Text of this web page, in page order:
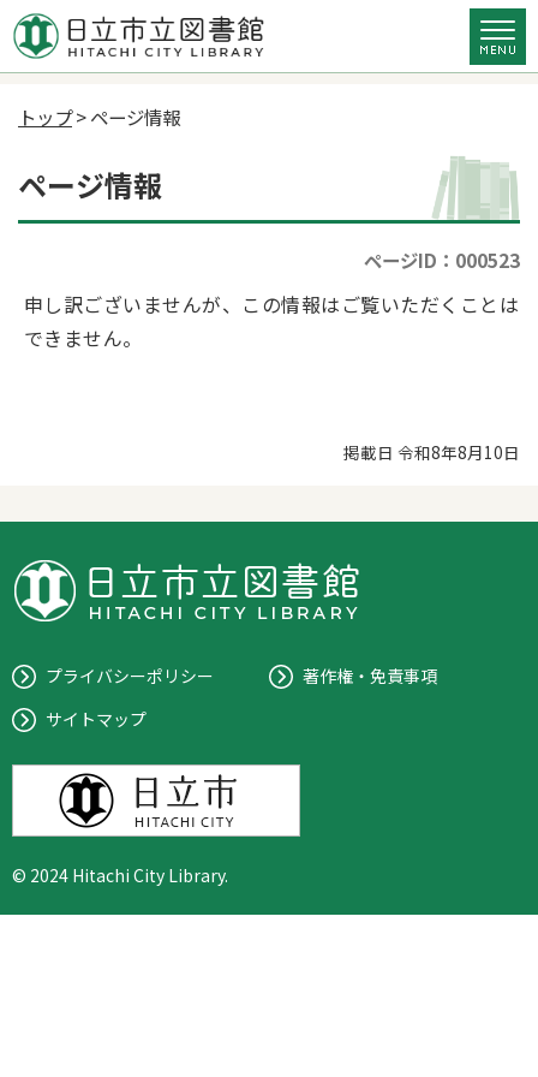
トップ> ページ情報
ページ情報
ページID：000523
申し訳ございませんが、この情報はご覧いただくことは
できません。
掲載日 令和8年8月10日
プライバシーポリシー
著作権・免責事項
サイトマップ
© 2024 Hitachi City Library.